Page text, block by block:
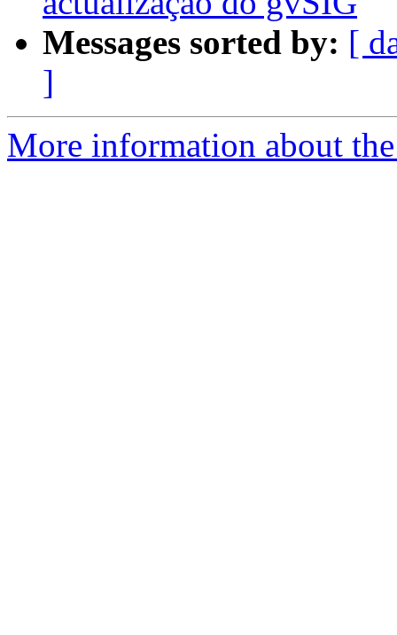
Messages sorted by: [
]
More information about